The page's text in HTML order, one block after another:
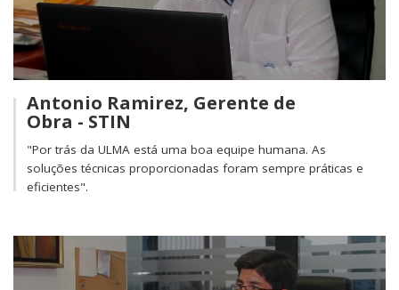
Antonio Ramirez, Gerente de
Obra - STIN
"Por trás da ULMA está uma boa equipe humana. As
soluções técnicas proporcionadas foram sempre práticas e
eficientes".